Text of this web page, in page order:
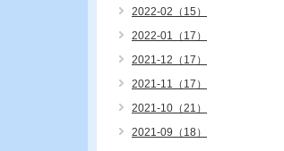
2022-02（15）
2022-01（17）
2021-12（17）
2021-11（17）
2021-10（21）
2021-09（18）